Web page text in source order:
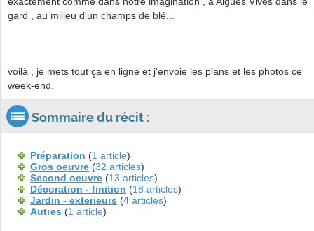
gard , au milieu d'un champs de blé...
voilà , je mets tout ça en ligne et j'envoie les plans et les photos ce
week-end.
Sommaire du récit :
Préparation (1 article)
Gros oeuvre (32 articles)
Second oeuvre (13 articles)
Décoration - finition (18 articles)
Jardin - exterieurs (4 articles)
Autres (1 article)